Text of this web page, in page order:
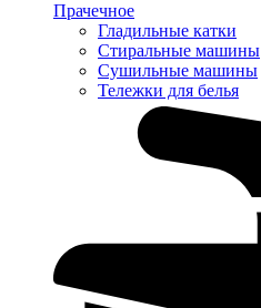
Прачечное
Гладильные катки
Стиральные машины
Сушильные машины
Тележки для белья